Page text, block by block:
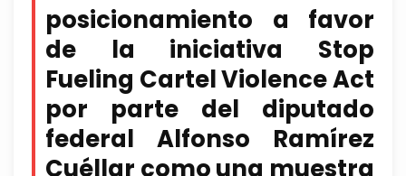
posicionamiento a favor
de la iniciativa Stop
Fueling Cartel Violence Act
por parte del diputado
federal Alfonso Ramírez
Cuéllar como una muestra